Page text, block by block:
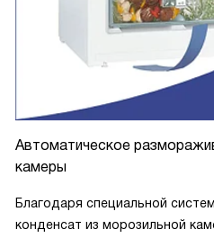
Автоматическое
камеры
Благодаря специальной
конденсат из морозильной